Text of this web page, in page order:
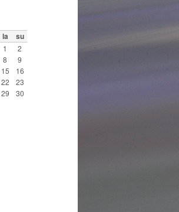
la su
1
2
8
9
15
16
22
23
29
30